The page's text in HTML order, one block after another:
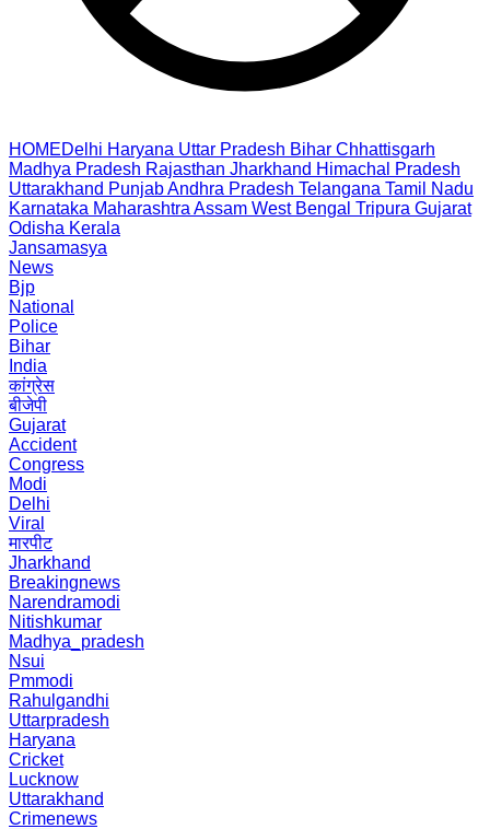
HOMEDelhi Haryana Uttar Pradesh Bihar Chhattisgarh
Madhya Pradesh Rajasthan Jharkhand Himachal Pradesh
Uttarakhand PunjabAndhra Pradesh Telangana Tamil Nadu
Karnataka Maharashtra Assam West Bengal Tripura Gujarat
Odisha Kerala
Jansamasya
News
Bjp
National
Police
Bihar
India
कांग्रेस
बीजेपी
Gujarat
Accident
Congress
Modi
Delhi
Viral
मारपीट
Jharkhand
Breakingnews
Narendramodi
Nitishkumar
Madhya_pradesh
Nsui
Pmmodi
Rahulgandhi
Uttarpradesh
Haryana
Cricket
Lucknow
Uttarakhand
Crimenews